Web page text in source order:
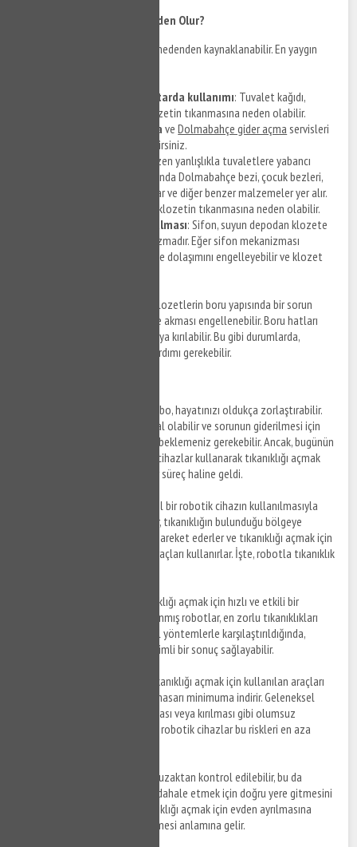
Klozet Tıkanıklığı Neden Olur?
Klozet tıkanıklığı birçok farklı nedenden kaynaklanabilir. En yaygın
Tuvalet kağıdının fazla miktarda kullanımı: Tuvalet kağıdı,
zamanla borulara birikerek klozetin tıkanmasına neden olabilir.
Dolmabahçe tıkanıklık açma veDolmabahçe gider açma servisleri
ile hizmet detaylarına ulaşabilirsiniz.
: İnsanlar bazen yanlışlıkla tuvaletlere yabancı
cisimler atabilirler. Bunlar arasında Dolmabahçe bezi, çocuk bezleri,
hijyen pedleri, pamuklu çubuklar ve diğer benzer malzemeler yer alır.
Bu nesneler, borulara sıkışarak klozetin tıkanmasına neden olabilir.
Sifon mekanizmasının bozulması: Sifon, suyun depodan klozete
akmasını kontrol eden mekanizmadır. Eğer sifon mekanizması
bozulursa, suyun normal şekilde dolaşımını engelleyebilir ve klozet
: Klozetlerin boru yapısında bir sorun
olduğunda, suyun doğru şekilde akması engellenebilir. Boru hatları
çeşitli nedenlerle tıkanabilir veya kırılabilir. Bu gibi durumlarda,
profesyonel bir tesisatçının yardımı gerekebilir.
Tıkanmış bir tuvalet ya da lavabo, hayatınızı oldukça zorlaştırabilir.
Tesisatçı çağırmak pahalıya mal olabilir ve sorunun giderilmesi için
birkaç saat ya da hatta günler beklemeniz gerekebilir. Ancak, bugünün
teknolojisi sayesinde, robotik cihazlar kullanarak tıkanıklığı açmak
artık çok daha kolay ve hızlı bir süreç haline geldi.
, özel bir robotik cihazın kullanılmasıyla
yapılan bir işlemdir. Bu robotlar, tıkanıklığın bulunduğu bölgeye
gönderilen bir kablo üzerinde hareket ederler ve tıkanıklığı açmak için
yüksek basınçlı su veya diğer araçları kullanırlar. İşte, robotla tıkanıklık
: Robotlar, tıkanıklığı açmak için hızlı ve etkili bir
yöntemdir. Özel olarak tasarlanmış robotlar, en zorlu tıkanıklıkları
bile açabilmektedir. Geleneksel yöntemlerle karşılaştırıldığında,
robotlar daha hızlı ve daha verimli bir sonuç sağlayabilir.
: Robotların, tıkanıklığı açmak için kullanılan araçları
kontrol edebilme yetenekleri, hasarı minimuma indirir. Geleneksel
yöntemlerde, boruların çatlaması veya kırılması gibi olumsuz
sonuçlar ortaya çıkabilir, ancak robotik cihazlar bu riskleri en aza
: Robotlar, uzaktan kontrol edilebilir, bu da
tesisatçının tıkalı borulara müdahale etmek için doğru yere gitmesini
sağlar. Bu, ev sahiplerinin tıkanıklığı açmak için evden ayrılmasına
gerek kalmadan hizmet alabilmesi anlamına gelir.